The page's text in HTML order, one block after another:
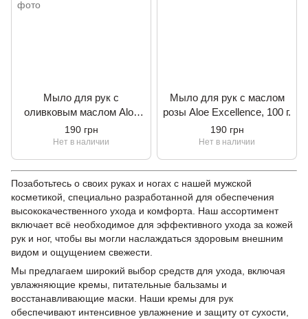
Мыло для рук с
оливковым маслом Aloe
Excellence, 100 г.
190 грн
Нет в наличии
Мыло для рук с маслом
розы Aloe Excellence, 100 г.
190 грн
Нет в наличии
Позаботьтесь о своих руках и ногах с нашей мужской
косметикой, специально разработанной для обеспечения
высококачественного ухода и комфорта. Наш ассортимент
включает всё необходимое для эффективного ухода за кожей
рук и ног, чтобы вы могли наслаждаться здоровым внешним
видом и ощущением свежести.
Мы предлагаем широкий выбор средств для ухода, включая
увлажняющие кремы, питательные бальзамы и
восстанавливающие маски. Наши кремы для рук
обеспечивают интенсивное увлажнение и защиту от сухости,